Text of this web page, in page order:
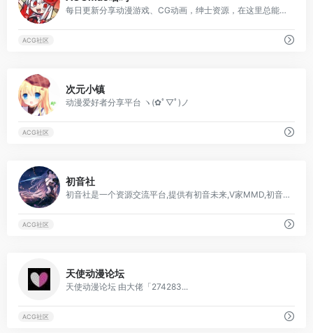
每日更新分享动漫游戏、CG动画，绅士资源，在这里总能找到你想要的资源
ACG社区
次元小镇
动漫爱好者分享平台 ヽ(✿ﾟ▽ﾟ)ノ
ACG社区
初音社
初音社是一个资源交流平台,提供有初音未来,V家MMD,初音演唱会, 动漫图片, 二次元音乐,游戏等相关资源, 欢迎大家在这里分享和交换资源情报,
ACG社区
天使动漫论坛
天使动漫论坛 由大佬「274283...
ACG社区